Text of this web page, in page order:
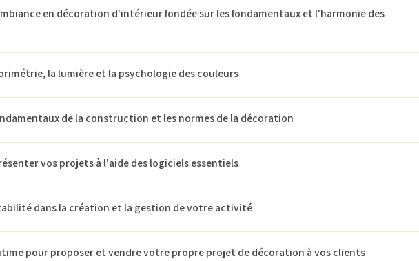
en décoration d'intérieur fondée sur les fondamentaux et l'harmonie des
la lumière et la psychologie des couleurs
de la construction et les normes de la décoration
vos projets à l'aide des logiciels essentiels
dans la création et la gestion de votre activité
pour proposer et vendre votre propre projet de décoration à vos clients